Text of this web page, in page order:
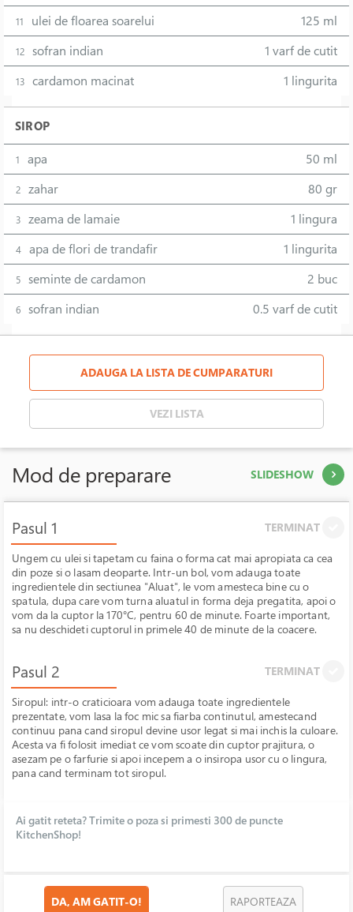
11 ulei de floarea soarelui 125 ml
12 sofran indian 1 varf de cutit
13 cardamon macinat 1 lingurita
SIROP
1 apa 50 ml
2 zahar 80 gr
3 zeama de lamaie 1 lingura
4 apa de flori de trandafir 1 lingurita
5 seminte de cardamon 2 buc
6 sofran indian 0.5 varf de cutit
ADAUGA LA LISTA DE CUMPARATURI
VEZI LISTA
Mod de preparare SLIDESHOW
Pasul 1 TERMINAT
Ungem cu ulei si tapetam cu faina o forma cat mai apropiata ca cea
din poze si o lasam deoparte. Intr-un bol, vom adauga toate
ingredientele din sectiunea "Aluat", le vom amesteca bine cu o
spatula, dupa care vom turna aluatul in forma deja pregatita, apoi o
vom da la cuptor la 170°C, pentru 60 de minute. Foarte important,
sa nu deschideti cuptorul in primele 40 de minute de la coacere.
Pasul 2 TERMINAT
Siropul: intr-o craticioara vom adauga toate ingredientele
prezentate, vom lasa la foc mic sa fiarba continutul, amestecand
continuu pana cand siropul devine usor legat si mai inchis la culoare.
Acesta va fi folosit imediat ce vom scoate din cuptor prajitura, o
asezam pe o farfurie si apoi incepem a o insiropa usor cu o lingura,
pana cand terminam tot siropul.
Ai gatit reteta? Trimite o poza si primesti 300 de puncte
KitchenShop!
DA, AM GATIT-O! RAPORTEAZA